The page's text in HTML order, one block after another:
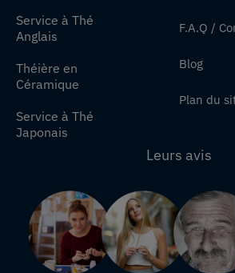
Service à Thé
Anglais
Théière en
Céramique
Service à Thé
Japonais
F.A.Q /
Blog
Plan du
Leurs avis